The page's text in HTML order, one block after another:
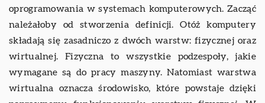
oprogramowania w systemach komputerowych. Zacząć
należałoby od stworzenia definicji. Otóż komputery
składają się zasadniczo z dwóch warstw: fizycznej oraz
wirtualnej. Fizyczna to wszystkie podzespoły, jakie
wymagane są do pracy maszyny. Natomiast warstwa
wirtualna oznacza środowisko, które powstaje dzięki